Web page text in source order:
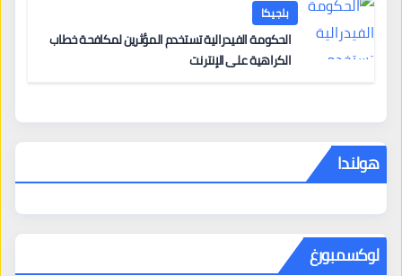
بلجيكا
الحكومة الفيدرالية تستخدم المؤثرين لمكافحة خطاب
الكراهية على الإنترنت
هولندا
لوكسمبورغ